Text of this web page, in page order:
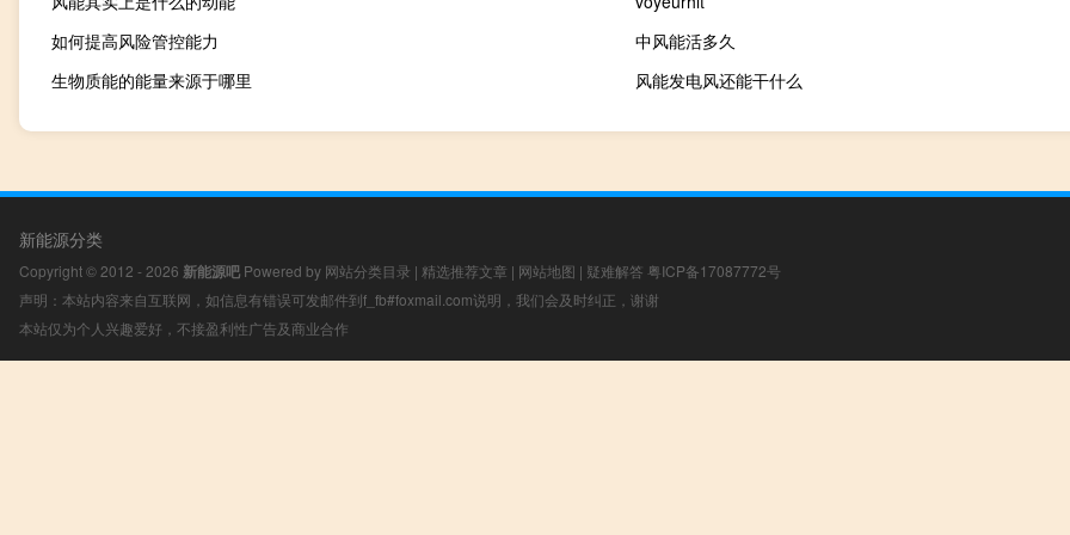
如何提高风险管控能力
中风能活多久
生物质能的能量来源于哪里
风能发电风还能干什么
新能源分类
Copyright © 2012 - 2026 新能源吧 Powered by 网站分类目录 | 精选推荐文章 | 网站地图 | 疑难解答 粤ICP备17087772号
声明：本站内容来自互联网，如信息有错误可发邮件到f_fb#foxmail.com说明，我们会及时纠正，谢谢
本站仅为个人兴趣爱好，不接盈利性广告及商业合作